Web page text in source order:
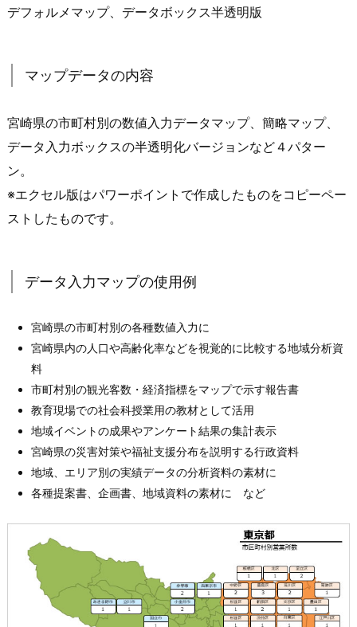
デフォルメマップ、データボックス半透明版
マップデータの内容
宮崎県の市町村別の数値入力データマップ、簡略マップ、
データ入力ボックスの半透明化バージョンなど４パター
ン。
※エクセル版はパワーポイントで作成したものをコピーペー
ストしたものです。
データ入力マップの使用例
宮崎県の市町村別の各種数値入力に
宮崎県内の人口や高齢化率などを視覚的に比較する地域分析資
料
市町村別の観光客数・経済指標をマップで示す報告書
教育現場での社会科授業用の教材として活用
地域イベントの成果やアンケート結果の集計表示
宮崎県の災害対策や福祉支援分布を説明する行政資料
地域、エリア別の実績データの分析資料の素材に
各種提案書、企画書、地域資料の素材に など